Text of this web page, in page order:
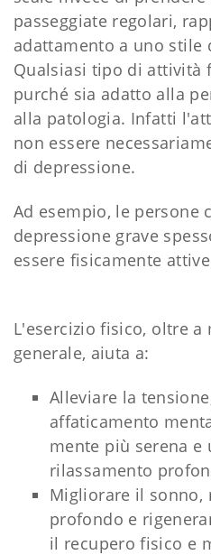
passeggiate regolari,
adattamento a uno stile
Qualsiasi tipo di attività
purché sia ​​adatto alla
alla patologia. Infatti
non essere
di depressione.
Ad esempio, le persone
depressione grave
essere fisicamente
L'esercizio fisico, oltre
generale, aiuta a:
Alleviare la
affaticamento
mente più serena e
rilassamento
Migliorare il sonno,
profondo e
il recupero fisico e